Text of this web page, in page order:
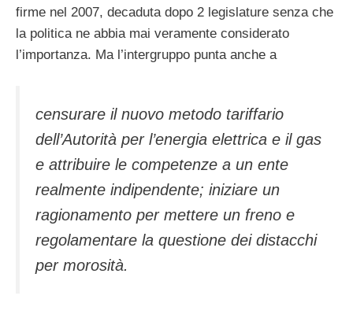
firme nel 2007, decaduta dopo 2 legislature senza che
la politica ne abbia mai veramente considerato
l’importanza. Ma l’intergruppo punta anche a
censurare il nuovo metodo tariffario
dell’Autorità per l’energia elettrica e il gas
e attribuire le competenze a un ente
realmente indipendente; iniziare un
ragionamento per mettere un freno e
regolamentare la questione dei distacchi
per morosità.